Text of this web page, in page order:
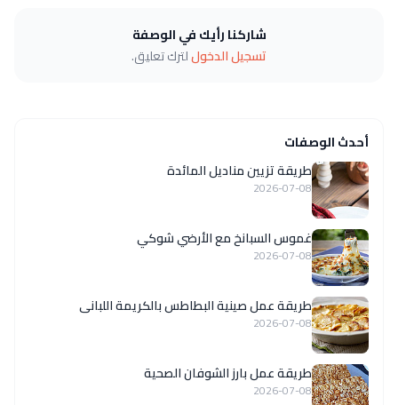
شاركنا رأيك في الوصفة
تسجيل الدخوللترك تعليق.
أحدث الوصفات
طريقة تزيين مناديل المائدة
2026-07-08
غموس السبانخ مع الأرضي شوكي
2026-07-08
طريقة عمل صينية البطاطس بالكريمة اللبانى
2026-07-08
طريقة عمل بارز الشوفان الصحية
2026-07-08